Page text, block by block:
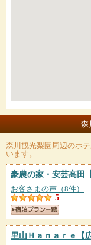
森
森川観光梨園 周辺のホ
います。
豪農の家・安芸高田
お客さまの声（8件）
5
里山Ｈａｎａｒｅ 【